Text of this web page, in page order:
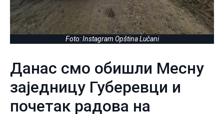
Foto: Instagram Opština Lučani
Данас смо обишли Месну
заједницу Губеревци и
почетак радова на